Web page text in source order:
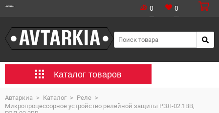
0 0
Каталог товаров
Автаркиа > Каталог > Реле >
Микропроцессорное устройство релейной защиты РЗЛ-02.1ВВ,